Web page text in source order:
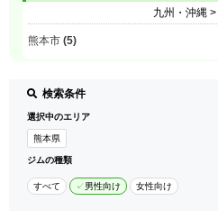
九州・沖縄>
熊本市 (5)
検索条件
選択中のエリア
熊本県
ジムの種類
すべて 男性向け 女性向け